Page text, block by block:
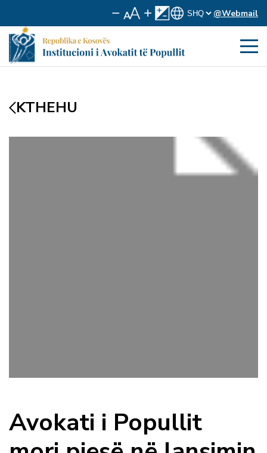
@Webmail
KTHEHU
Avokati i Popullit